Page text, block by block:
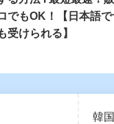
でもOK！【日本語で
受けられる】
韓